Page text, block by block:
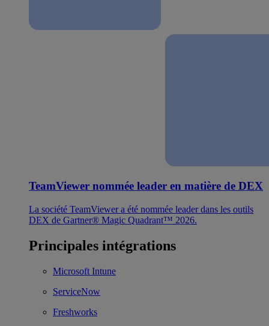
TeamViewer nommée leader en matière de DEX
La société TeamViewer a été nommée leader dans les outils
DEX de Gartner® Magic Quadrant™ 2026.
Principales intégrations
Microsoft Intune
ServiceNow
Freshworks